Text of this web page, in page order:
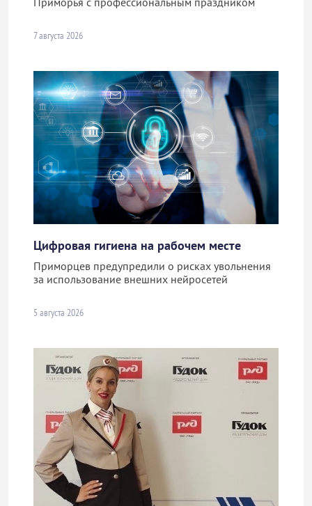
7 августа 2026
Цифровая гигиена на рабочем месте
Приморцев предупредили о рисках увольнения
за использование внешних нейросетей
5 августа 2026